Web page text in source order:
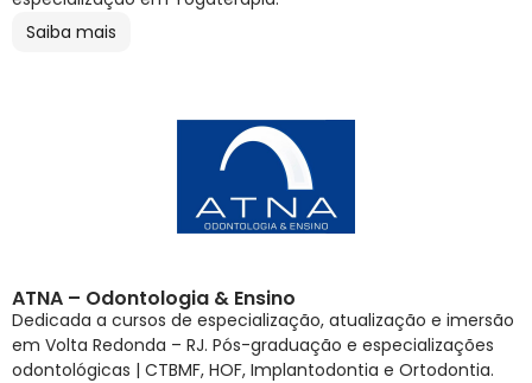
Saiba mais
ATNA – Odontologia & Ensino
Dedicada a cursos de especialização, atualização e imersão
em Volta Redonda – RJ. Pós-graduação e especializações
odontológicas | CTBMF, HOF, Implantodontia e Ortodontia.